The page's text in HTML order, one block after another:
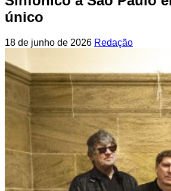
único
18 de junho de 2026 Redação